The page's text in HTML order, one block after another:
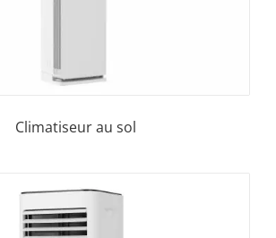
Climatiseur au sol